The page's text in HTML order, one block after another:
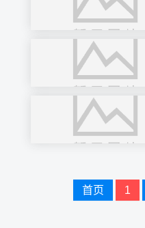
首页 1